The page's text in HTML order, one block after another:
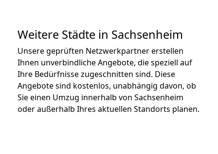
Weitere Städte in Sachsenheim
Unsere geprüften Netzwerkpartner erstellen
Ihnen unverbindliche Angebote, die speziell auf
Ihre Bedürfnisse zugeschnitten sind. Diese
Angebote sind kostenlos, unabhängig davon, ob
Sie einen Umzug innerhalb von Sachsenheim
oder außerhalb Ihres aktuellen Standorts planen.